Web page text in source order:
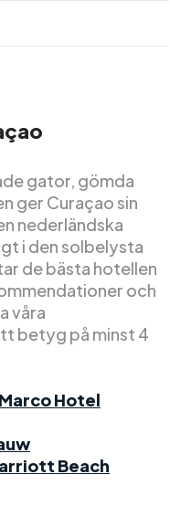
gator, gömda
ger Curaçao sin
nederländska
i den solbelysta
de bästa hotellen
och
våra
betyg på minst 4
Hotel
Beach